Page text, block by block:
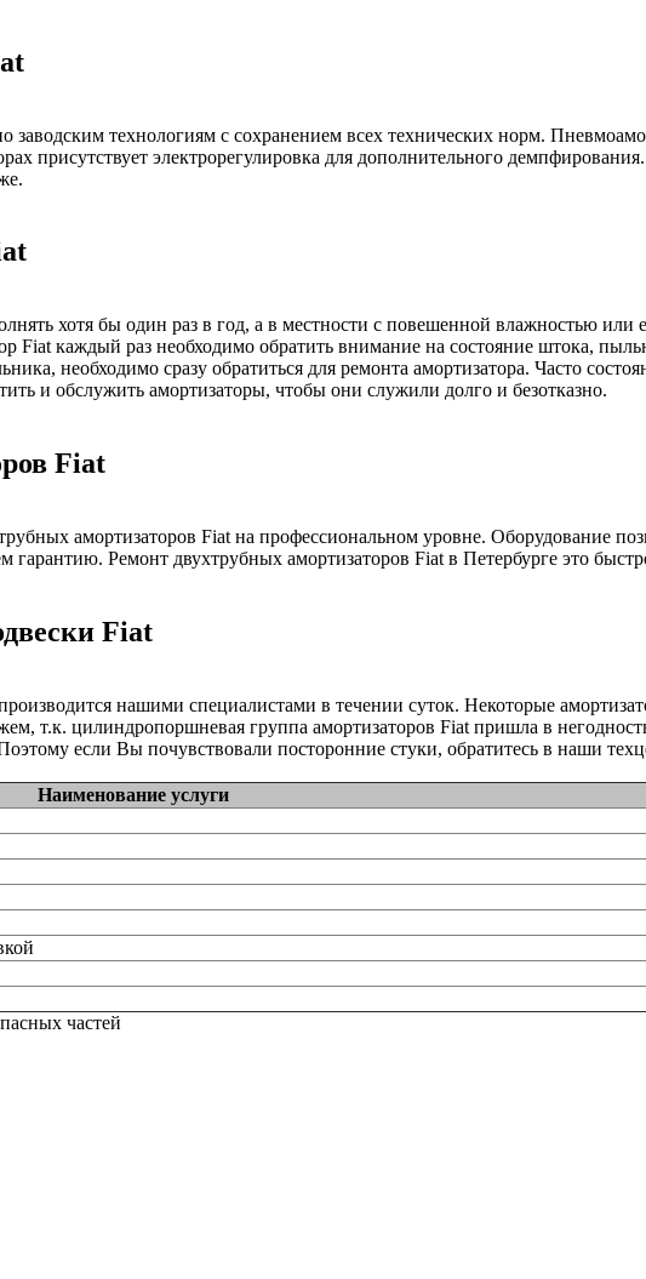
заводским технологиям с сохранением всех технических норм.
присутствует электрорегулировка для дополнительного
хотя бы один раз в год, а в местности с повешенной влажностью или
Fiat каждый раз необходимо обратить внимание на состояние штока,
необходимо сразу обратиться для ремонта амортизатора. Часто
и обслужить амортизаторы, чтобы они служили долго и безотказно.
Fiat
амортизаторов Fiat на профессиональном уровне. Оборудование
гарантию. Ремонт двухтрубных амортизаторов Fiat в Петербурге это
Fiat
нашими специалистами в течении суток. Некоторые
т.к. цилиндропоршневая группа амортизаторов Fiat пришла в
если Вы почувствовали посторонние стуки, обратитесь в наши
Наименование услуги
частей